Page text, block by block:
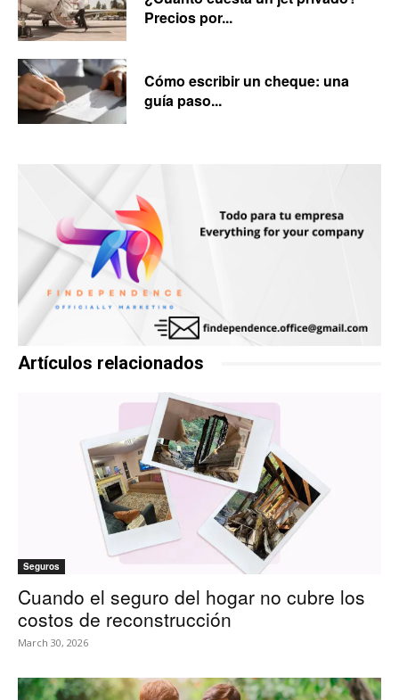
Precios por...
Cómo escribir un cheque: una
guía paso...
Artículos relacionados
Seguros
Cuando el seguro del hogar no cubre los
costos de reconstrucción
March 30, 2026